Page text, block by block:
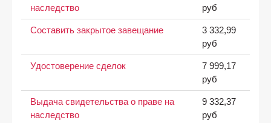
наследство
руб
Составить закрытое завещание
3 332,99
руб
Удостоверение сделок
7 999,17
руб
Выдача свидетельства о праве на
наследство
9 332,37
руб